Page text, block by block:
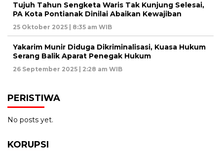
Tujuh Tahun Sengketa Waris Tak Kunjung Selesai,
PA Kota Pontianak Dinilai Abaikan Kewajiban
25 Oktober 2025 | 8:35 am WIB
Yakarim Munir Diduga Dikriminalisasi, Kuasa Hukum
Serang Balik Aparat Penegak Hukum
26 September 2025 | 2:28 am WIB
PERISTIWA
No posts yet.
KORUPSI